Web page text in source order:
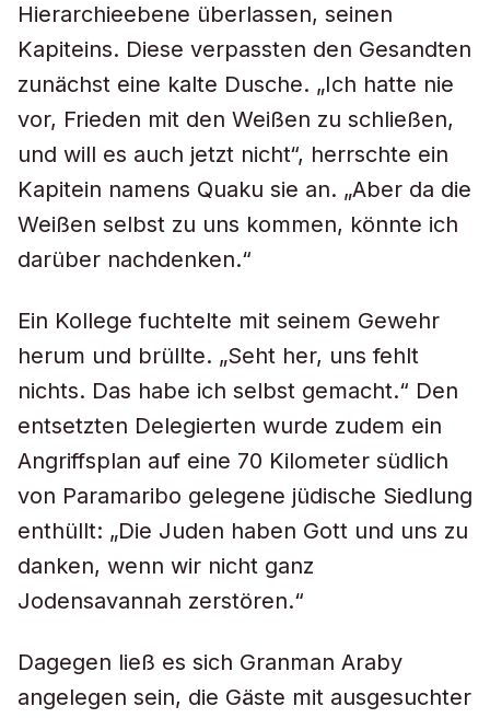
Hierarchieebene überlassen, seinen
Kapiteins. Diese verpassten den Gesandten
zunächst eine kalte Dusche. „Ich hatte nie
vor, Frieden mit den Weißen zu schließen,
und will es auch jetzt nicht“, herrschte ein
Kapitein namens Quaku sie an. „Aber da die
Weißen selbst zu uns kommen, könnte ich
darüber nachdenken.“
Ein Kollege fuchtelte mit seinem Gewehr
herum und brüllte. „Seht her, uns fehlt
nichts. Das habe ich selbst gemacht.“ Den
entsetzten Delegierten wurde zudem ein
Angriffsplan auf eine 70 Kilometer südlich
von Paramaribo gelegene jüdische Siedlung
enthüllt: „Die Juden haben Gott und uns zu
danken, wenn wir nicht ganz
Jodensavannah zerstören.“
Dagegen ließ es sich Granman Araby
angelegen sein, die Gäste mit ausgesuchter